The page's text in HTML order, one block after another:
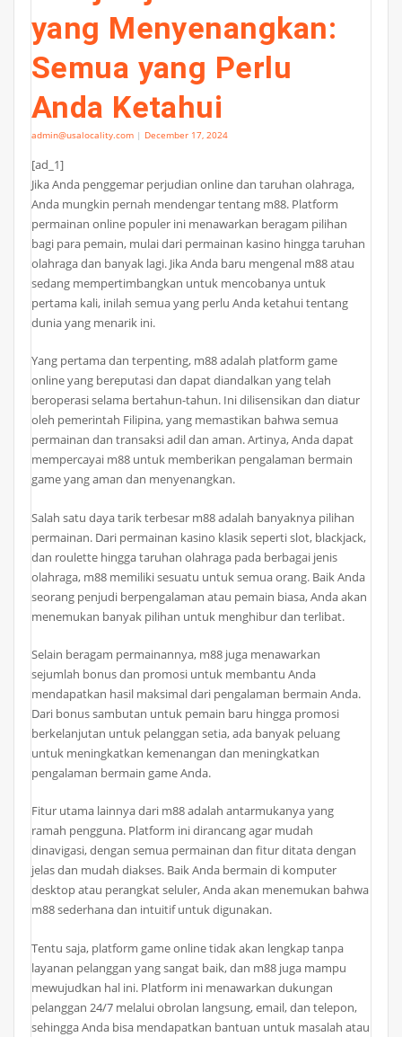
yang Menyenangkan:
Semua yang Perlu
Anda Ketahui
admin@usalocality.com | December 17, 2024
[ad_1]
Jika Anda penggemar perjudian online dan taruhan olahraga,
Anda mungkin pernah mendengar tentang m88. Platform
permainan online populer ini menawarkan beragam pilihan
bagi para pemain, mulai dari permainan kasino hingga taruhan
olahraga dan banyak lagi. Jika Anda baru mengenal m88 atau
sedang mempertimbangkan untuk mencobanya untuk
pertama kali, inilah semua yang perlu Anda ketahui tentang
dunia yang menarik ini.
Yang pertama dan terpenting, m88 adalah platform game
online yang bereputasi dan dapat diandalkan yang telah
beroperasi selama bertahun-tahun. Ini dilisensikan dan diatur
oleh pemerintah Filipina, yang memastikan bahwa semua
permainan dan transaksi adil dan aman. Artinya, Anda dapat
mempercayai m88 untuk memberikan pengalaman bermain
game yang aman dan menyenangkan.
Salah satu daya tarik terbesar m88 adalah banyaknya pilihan
permainan. Dari permainan kasino klasik seperti slot, blackjack,
dan roulette hingga taruhan olahraga pada berbagai jenis
olahraga, m88 memiliki sesuatu untuk semua orang. Baik Anda
seorang penjudi berpengalaman atau pemain biasa, Anda akan
menemukan banyak pilihan untuk menghibur dan terlibat.
Selain beragam permainannya, m88 juga menawarkan
sejumlah bonus dan promosi untuk membantu Anda
mendapatkan hasil maksimal dari pengalaman bermain Anda.
Dari bonus sambutan untuk pemain baru hingga promosi
berkelanjutan untuk pelanggan setia, ada banyak peluang
untuk meningkatkan kemenangan dan meningkatkan
pengalaman bermain game Anda.
Fitur utama lainnya dari m88 adalah antarmukanya yang
ramah pengguna. Platform ini dirancang agar mudah
dinavigasi, dengan semua permainan dan fitur ditata dengan
jelas dan mudah diakses. Baik Anda bermain di komputer
desktop atau perangkat seluler, Anda akan menemukan bahwa
m88 sederhana dan intuitif untuk digunakan.
Tentu saja, platform game online tidak akan lengkap tanpa
layanan pelanggan yang sangat baik, dan m88 juga mampu
mewujudkan hal ini. Platform ini menawarkan dukungan
pelanggan 24/7 melalui obrolan langsung, email, dan telepon,
sehingga Anda bisa mendapatkan bantuan untuk masalah atau